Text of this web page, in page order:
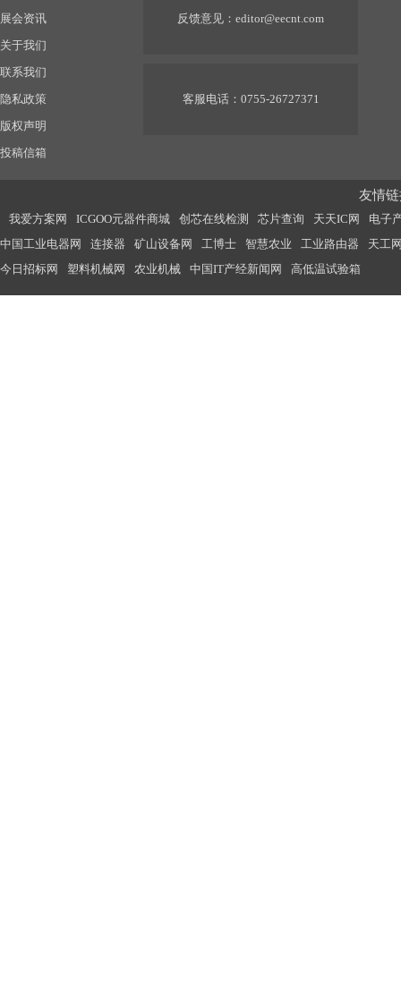
展会资讯
关于我们
联系我们
隐私政策
版权声明
投稿信箱
反馈意见： editor@eecnt.com
客服电话：0755-26727371
友情
我爱方案网 ICGOO元器件商城 创芯在线检测 芯片查询 天天IC网
电子
中国工业电器网
连接器 矿山设备网 工博士 智慧农业 工业路由器
天工
今日招标网
塑料机械网 农业机械 中国IT产经新闻网 高低温试验箱